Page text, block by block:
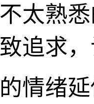
太熟
追求
情绪